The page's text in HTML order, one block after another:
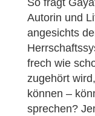
So fragt
Autorin und
angesichts
frech wie
zugehört
können –
sprechen?